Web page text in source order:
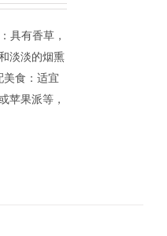
具有香草，
淡淡的烟熏
美食：适宜
苹果派等，